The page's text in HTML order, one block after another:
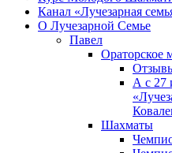
Канал «Лучезарная
О Лучезарной Семье
Павел
Ораторское
А с 27
Шахматы